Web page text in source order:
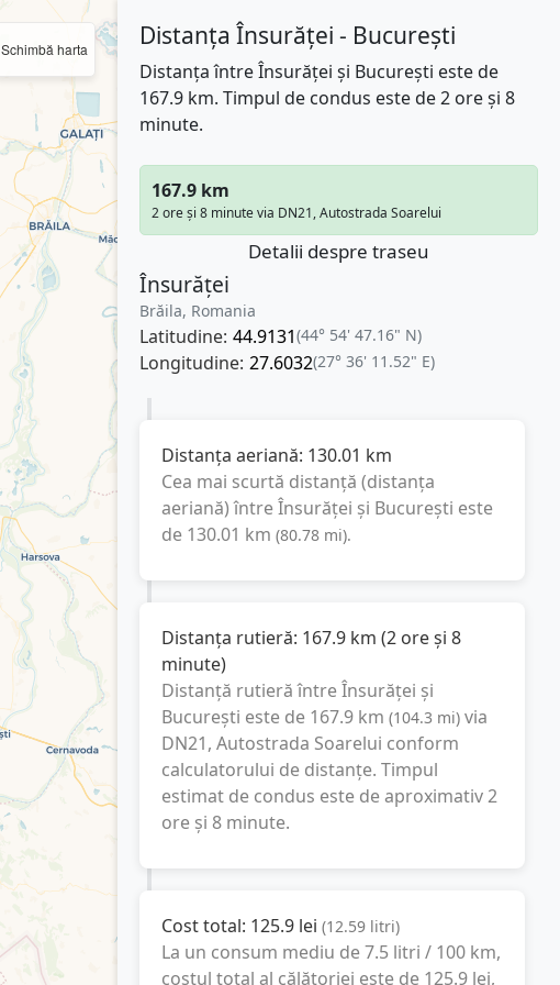
Schimbă harta Distanța Însurăței - București
Distanța între Însurăței și București este de
167.9 km. Timpul de condus este de 2 ore și 8
minute.
167.9 km
2 ore și 8 minute via DN21, Autostrada Soarelui
Detalii despre traseu
Însurăței
Brăila, Romania
Latitudine: 44.9131(44° 54' 47.16" N)
Longitudine: 27.6032(27° 36' 11.52" E)
Distanța aeriană: 130.01 km
Cea mai scurtă distanță (distanța
aeriană) întreÎnsurăței și București este
de 130.01 km (80.78 mi).
Distanța rutieră: 167.9 km (2 ore și 8
minute)
Distanță rutieră întreÎnsurăței și
București este de 167.9 km (104.3 mi) via
DN21, Autostrada Soarelui conform
calculatorului de distanțe. Timpul
estimat de condus este de aproximativ2
ore și 8 minute.
Cost total: 125.9 lei (12.59 litri)
La un consum mediu de7.5 litri / 100 km,
costul total al călătoriei este de 125.9 lei,